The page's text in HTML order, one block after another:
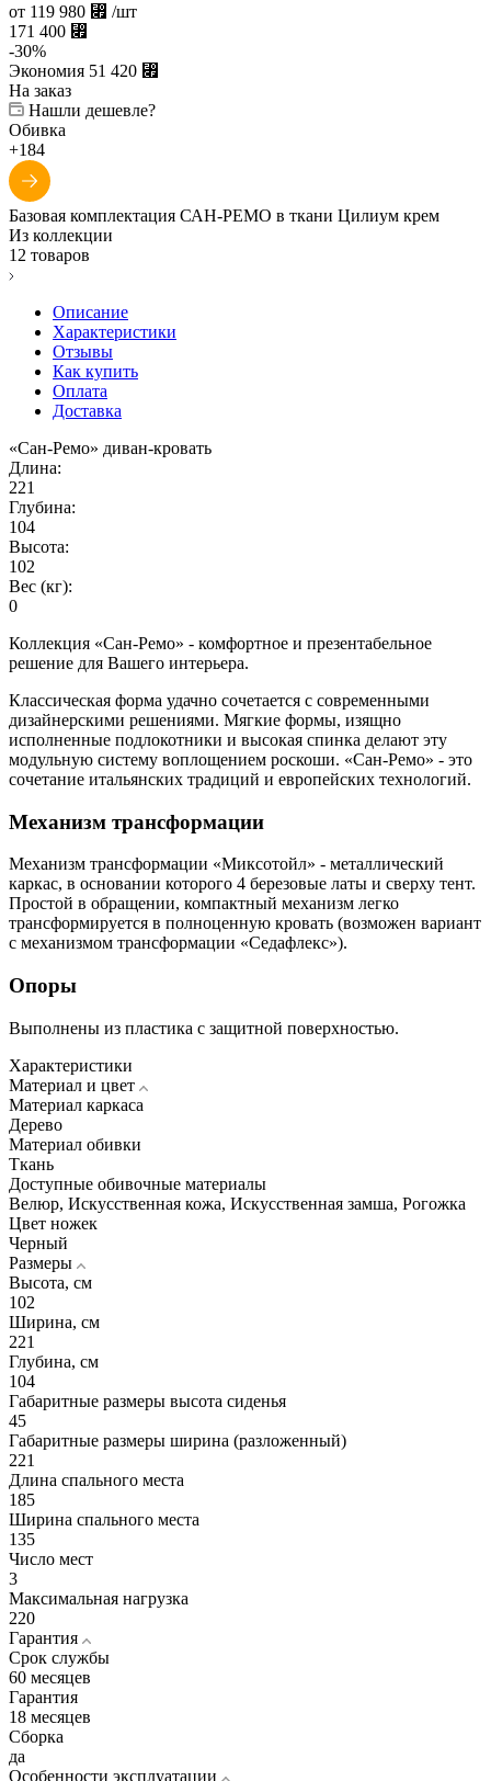
от 119 980 ⃏ /шт
171 400 ⃏
-30%
Экономия 51 420 ⃏
На заказ
Нашли дешевле?
Обивка
+184
Базовая комплектация САН-РЕМО в ткани Цилиум крем
Из коллекции
12 товаров
Описание
Характеристики
Отзывы
Как купить
Оплата
Доставка
«Сан-Ремо» диван-кровать
Длина:
221
Глубина:
104
Высота:
102
Вес (кг):
0
Коллекция «Сан-Ремо» - комфортное и презентабельное
решение для Вашего интерьера.
Классическая форма удачно сочетается с современными
дизайнерскими решениями. Мягкие формы, изящно
исполненные подлокотники и высокая спинка делают эту
модульную систему воплощением роскоши. «Сан-Ремо» - это
сочетание итальянских традиций и европейских технологий.
Механизм трансформации
Механизм трансформации «Миксотойл» - металлический
каркас, в основании которого 4 березовые латы и сверху тент.
Простой в обращении, компактный механизм легко
трансформируется в полноценную кровать (возможен вариант
с механизмом трансформации «Седафлекс»).
Опоры
Выполнены из пластика с защитной поверхностью.
Характеристики
Материал и цвет
Материал каркаса
Дерево
Материал обивки
Ткань
Доступные обивочные материалы
Велюр, Искуcственная кожа, Искусственная замша, Рогожка
Цвет ножек
Черный
Размеры
Высота, см
102
Ширина, см
221
Глубина, см
104
Габаритные размеры высота сиденья
45
Габаритные размеры ширина (разложенный)
221
Длина спального места
185
Ширина спального места
135
Число мест
3
Максимальная нагрузка
220
Гарантия
Срок службы
60 месяцев
Гарантия
18 месяцев
Сборка
да
Особенности эксплуатации